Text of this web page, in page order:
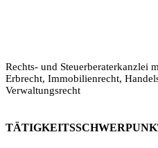
Rechts- und Steuerberaterkanzlei
Erbrecht, Immobilienrecht,
Verwaltungsrecht